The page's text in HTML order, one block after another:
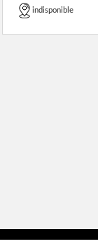
indisponible